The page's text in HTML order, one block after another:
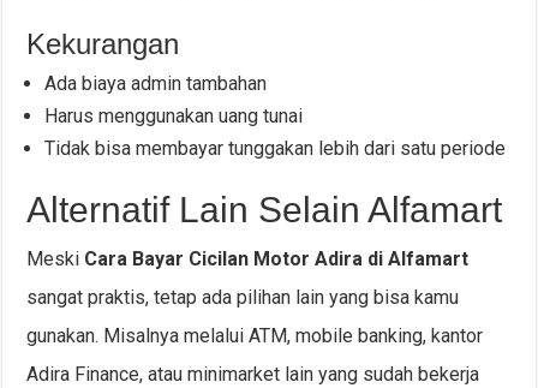
Kekurangan
Ada biaya admin tambahan
Harus menggunakan uang tunai
Tidak bisa membayar tunggakan lebih dari satu periode
Alternatif Lain Selain Alfamart
Meski Cara Bayar Cicilan Motor Adira di Alfamart
sangat praktis, tetap ada pilihan lain yang bisa kamu
gunakan. Misalnya melalui ATM, mobile banking, kantor
Adira Finance, atau minimarket lain yang sudah bekerja